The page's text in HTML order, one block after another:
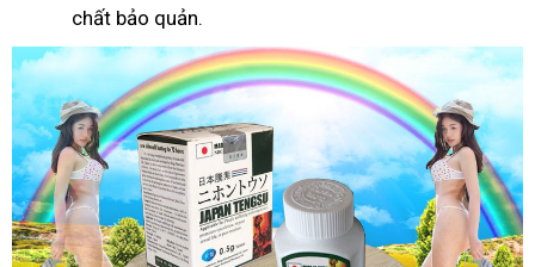
chất bảo quản.